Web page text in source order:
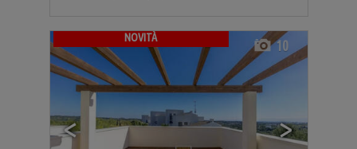
NOVITÀ
< >
10